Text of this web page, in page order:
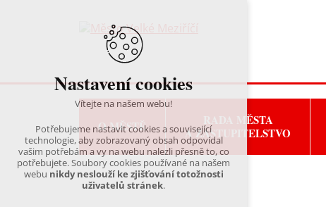
O MĚSTĚ
RADA MĚSTA
A ZASTUPITELSTVO
Nastavení cookies
Vítejte na našem webu!
Potřebujeme nastavit cookies a související
technologie, aby zobrazovaný obsah odpovídal
vašim potřebám a vy na webu nalezli přesně to, co
potřebujete. Soubory cookies používané na našem
webu nikdy neslouží ke zjišťování totožnosti
uživatelů stránek.